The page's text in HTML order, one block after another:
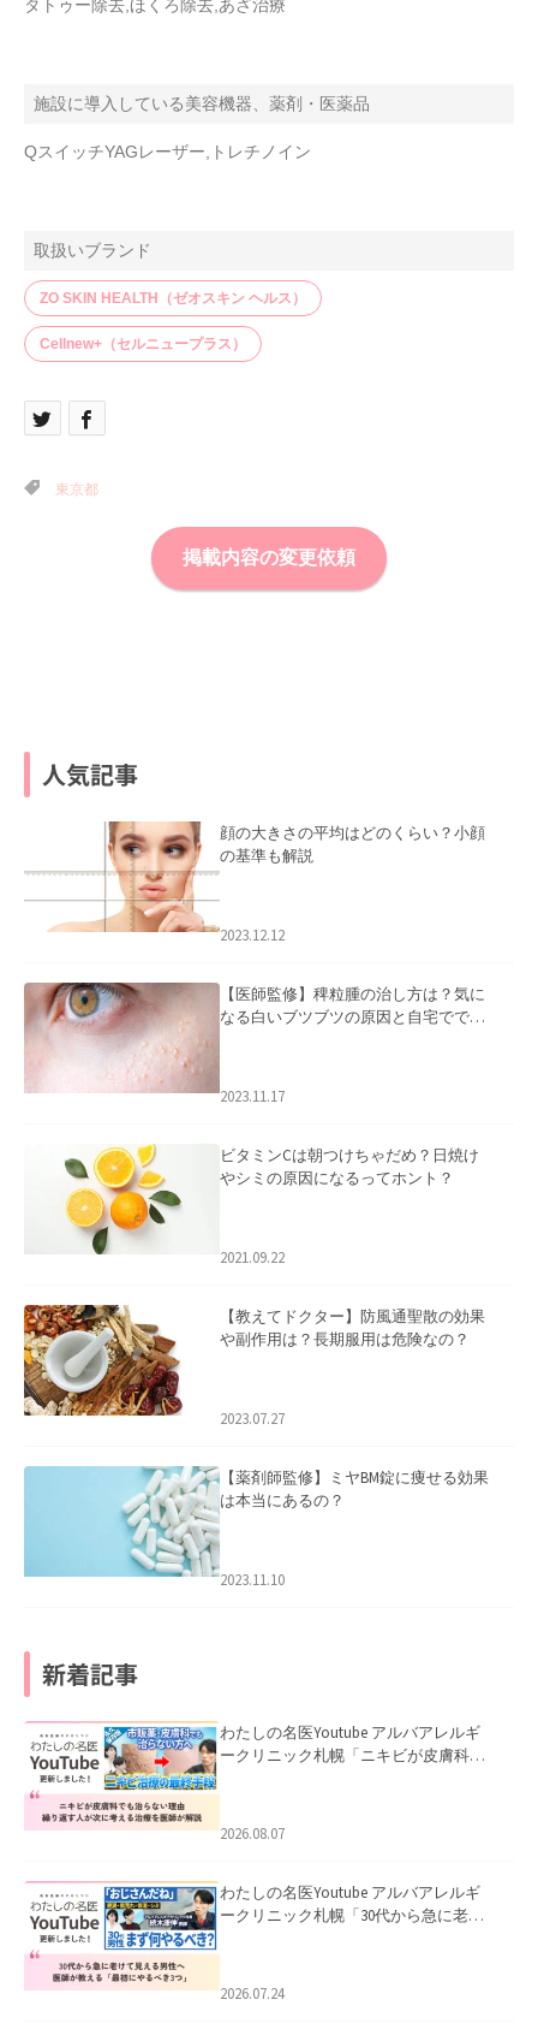
タトゥー除去,ほくろ除去,あざ治療
施設に導入している美容機器、薬剤・医薬品
QスイッチYAGレーザー,トレチノイン
取扱いブランド
ZO SKIN HEALTH（ゼオスキン ヘルス）
Cellnew+（セルニュープラス）
東京都
掲載内容の変更依頼
人気記事
顔の大きさの平均はどのくらい？小顔
の基準も解説
2023.12.12
【医師監修】稗粒腫の治し方は？気に
なる白いブツブツの原因と自宅ででき
2023.11.17
ビタミンCは朝つけちゃだめ？日焼け
やシミの原因になるってホント？
2021.09.22
【教えてドクター】防風通聖散の効果
や副作用は？長期服用は危険なの？
2023.07.27
【薬剤師監修】ミヤBM錠に痩せる効果
は本当にあるの？
2023.11.10
新着記事
わたしの名医Youtube アルバアレルギ
ークリニック札幌「ニキビが皮膚科で
ました。
2026.08.07
わたしの名医Youtube アルバアレルギ
ークリニック札幌「30代から急に老け
た。
2026.07.24